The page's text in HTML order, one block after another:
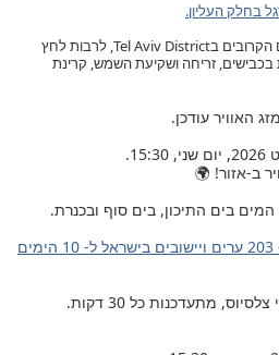
בחלק העליון.
תחזית מזג האוויר באזור, ל- 10 ימים הקרובים בTel Aviv District, לרבות לחץ
בכבישים, זריחה ושקיעת השמש, קרינת
ב-אזור! 🌍
בים התיכון, בים סוף ובכנרת.
מזג האוויר ב- 203 ערים ויישובים בישראל ל- 10 הימים
מתעדכנות כל 30 דקות.